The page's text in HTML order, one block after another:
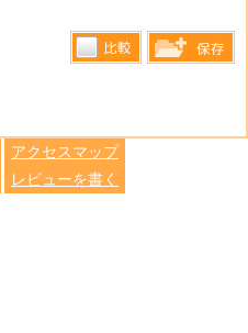
アクセスマップ
レビューを書く